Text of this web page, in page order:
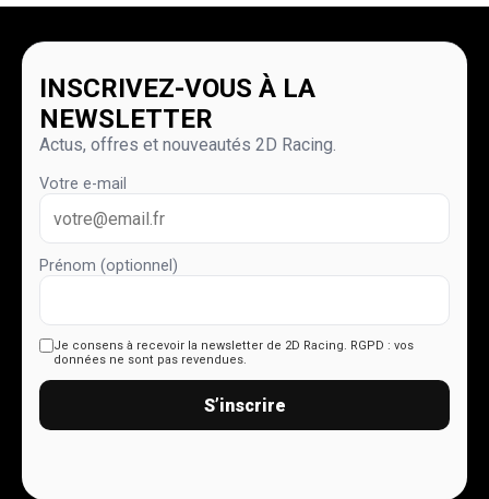
INSCRIVEZ-VOUS À LA
NEWSLETTER
Actus, offres et nouveautés 2D Racing.
Votre e-mail
Prénom (optionnel)
Je consens à recevoir la newsletter de 2D Racing. RGPD : vos
données ne sont pas revendues.
S’inscrire